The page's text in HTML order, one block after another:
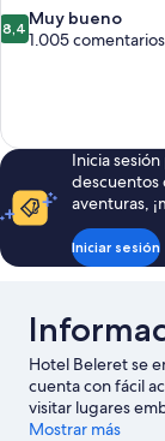
8.4
sobre
8,4 Muy bueno
1.005 comentarios
Inicia
descuentos
aventuras,
Iniciar sesión
Hotel Beleret se
cuenta con fácil
visitar lugares
Estación del
Mostrar más